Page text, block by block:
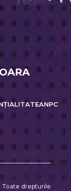
ANPC
Toate drepturile